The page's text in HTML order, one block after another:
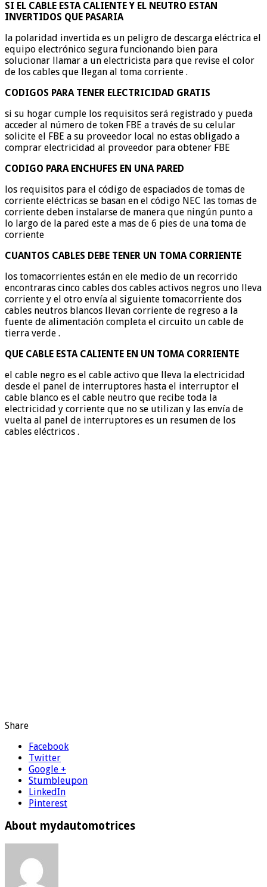
SI EL CABLE ESTA CALIENTE Y EL NEUTRO ESTAN
INVERTIDOS QUE PASARIA
la polaridad invertida es un peligro de descarga eléctrica el
equipo electrónico segura funcionando bien para
solucionar llamar a un electricista para que revise el color
de los cables que llegan al toma corriente .
CODIGOS PARA TENER ELECTRICIDAD GRATIS
si su hogar cumple los requisitos será registrado y pueda
acceder al número de token FBE a través de su celular
solicite el FBE a su proveedor local no estas obligado a
comprar electricidad al proveedor para obtener FBE
CODIGO PARA ENCHUFES EN UNA PARED
los requisitos para el código de espaciados de tomas de
corriente eléctricas se basan en el código NEC las tomas de
corriente deben instalarse de manera que ningún punto a
lo largo de la pared este a mas de 6 pies de una toma de
corriente
CUANTOS CABLES DEBE TENER UN TOMA CORRIENTE
los tomacorrientes están en ele medio de un recorrido
encontraras cinco cables dos cables activos negros uno lleva
corriente y el otro envía al siguiente tomacorriente dos
cables neutros blancos llevan corriente de regreso a la
fuente de alimentación completa el circuito un cable de
tierra verde .
QUE CABLE ESTA CALIENTE EN UN TOMA CORRIENTE
el cable negro es el cable activo que lleva la electricidad
desde el panel de interruptores hasta el interruptor el
cable blanco es el cable neutro que recibe toda la
electricidad y corriente que no se utilizan y las envía de
vuelta al panel de interruptores es un resumen de los
cables eléctricos .
Share
Facebook
Twitter
Google +
Stumbleupon
LinkedIn
Pinterest
About mydautomotrices